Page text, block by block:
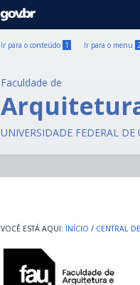
GOVBR
Ir para o conteúdo 1 Ir para o menu
Faculdade de
UNIVERSIDADE FEDERAL
INÍCIO / CENTRAL